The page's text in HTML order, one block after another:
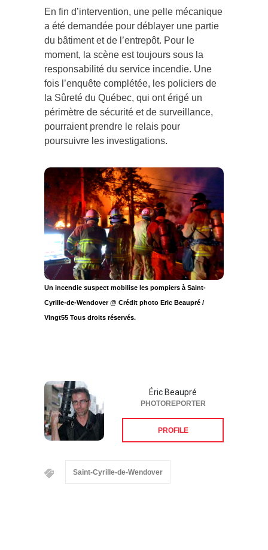
En fin d’intervention, une pelle mécanique
a été demandée pour déblayer une partie
du bâtiment et de l’entrepôt. Pour le
moment, la scène est toujours sous la
responsabilité du service incendie. Une
fois l’enquête complétée, les policiers de
la Sûreté du Québec, qui ont érigé un
périmètre de sécurité et de surveillance,
pourraient prendre le relais pour
poursuivre les investigations.
Un incendie suspect mobilise les pompiers à Saint-
Cyrille-de-Wendover @ Crédit photo Eric Beaupré /
Vingt55 Tous droits réservés.
Éric Beaupré
PHOTOREPORTER
PROFILE
Saint-Cyrille-de-Wendover